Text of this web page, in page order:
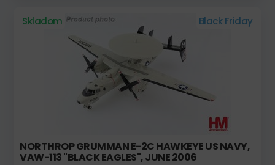
Skladom Black Friday
NORTHROP GRUMMAN E-2C HAWKEYE US NAVY,
VAW-113 "BLACK EAGLES", JUNE 2006